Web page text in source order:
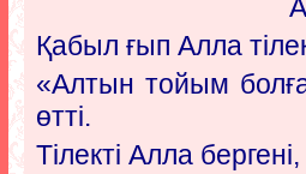
Қабыл ғып Алла
«Алтын тойым
өтті.
Тілекті Алла